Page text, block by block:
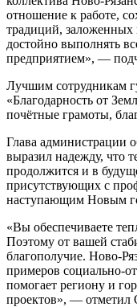
отношение к работе,
традиций, заложенных
достойно выполнять
предприятием», —
Лучшим сотрудникам
«Благодарность от
почётные грамоты,
Глава администрации
выразил надежду, что
продолжится и в
присутствующих с
наступающим Новым
«Вы обеспечиваете
Поэтому от вашей
благополучие. Ново-
примеров социально-
помогает региону и
проектов», — отметил